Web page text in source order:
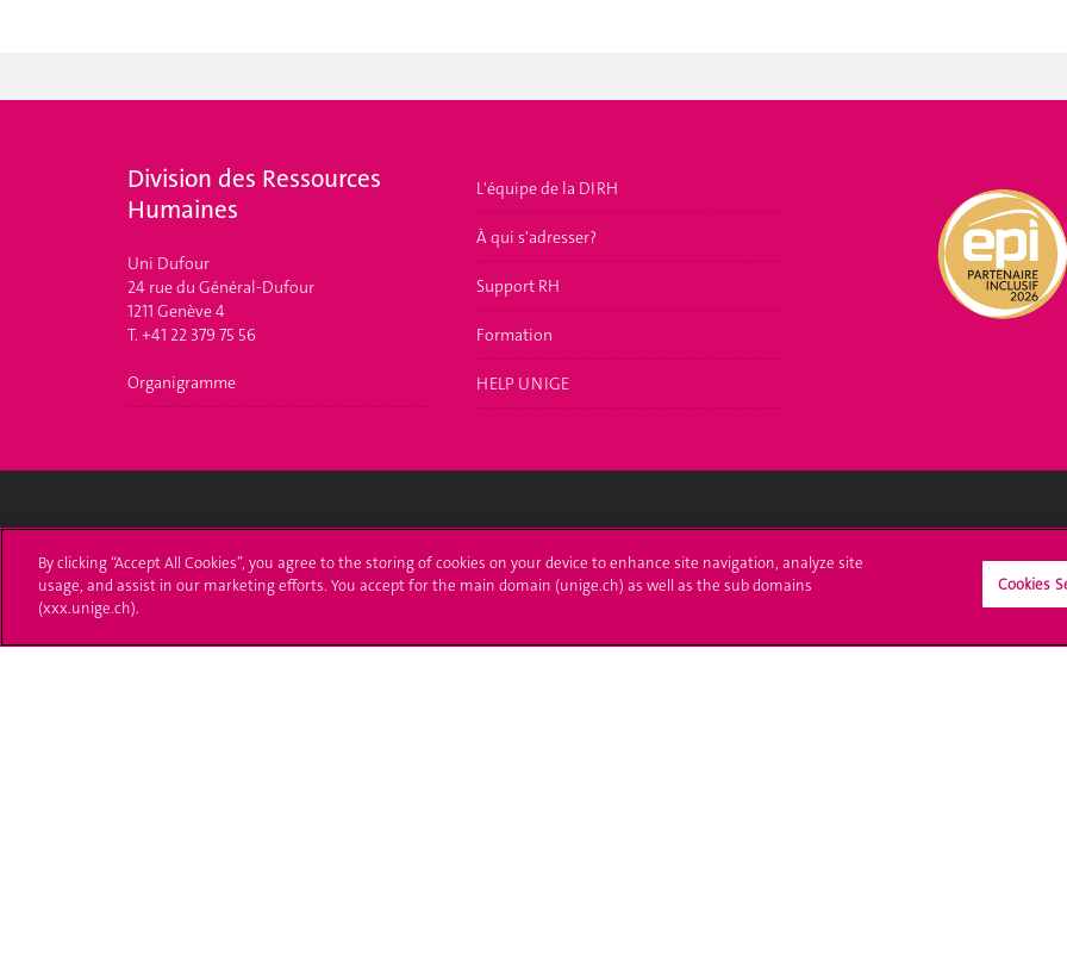
Division des Ressources
Humaines
Uni Dufour
24 rue du Général-Dufour
1211 Genève 4
T. +41 22 379 75 56
Organigramme
L'équipe de la DIRH
À qui s'adresser?
Support RH
Formation
HELP UNIGE
Université de Genève
24 rue du Général-Dufour
T. +41 (0)22 379 71 11
S'inscrire à l'UNIGE
Immatriculations
Démarches administratives
L'UNIGE vous informe
Médias
By clicking “Accept All Cookies”, you agree to the storing of cookies on your device to enhance site navigation, analyze site
usage, and assist in our marketing efforts. You accept for the main domain (unige.ch) as well as the sub domains
(xxx.unige.ch).
Cookies